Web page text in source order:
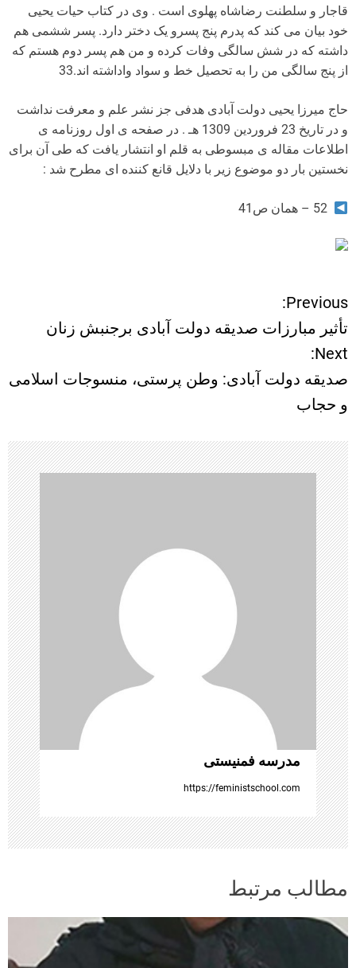
قاجار و سلطنت رضاشاه پهلوی است . وی در کتاب حیات یحیی
خود بیان می کند که پدرم پنج پسرو یک دختر دارد. پسر ششمی هم
داشته که در شش سالگی وفات کرده و من هم پسر دوم هستم که
از پنج سالگی من را به تحصیل خط و سواد واداشته اند.33
حاج میرزا یحیی دولت آبادی هدفی جز نشر علم و معرفت نداشت
و در تاریخ 23 فروردین 1309 هـ . در صفحه ی اول روزنامه ی
اطلاعات مقاله ی مبسوطی به قلم او انتشار یافت که طی آن برای
نخستین بار دو موضوع زیر با دلایل قانع کننده ای مطرح شد :
52 – همان ص41
ر
ا
ه
ب
ر
ی
ن
و
ش
ت
ه‌
ه
ا
Previous:
تأثیر مبارزات صدیقه دولت آبادی برجنبش زنان
Next:
صدیقه دولت آبادی: وطن پرستی، منسوجات اسلامی
و حجاب
مدرسه فمنیستی
https://feministschool.com
مطالب مرتبط